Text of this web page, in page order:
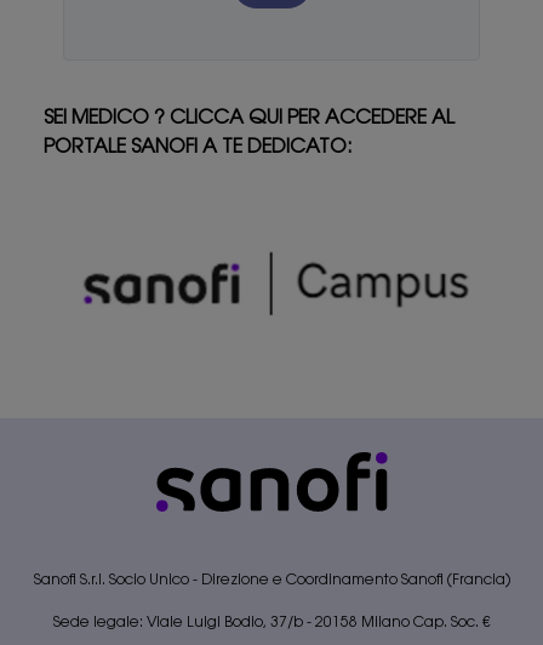
SEI MEDICO ? CLICCA QUI PER ACCEDERE AL
PORTALE SANOFI A TE DEDICATO:
Sanofi S.r.l. Socio Unico - Direzione e Coordinamento Sanofi (Francia)
Sede legale: Viale Luigi Bodio, 37/b - 20158 Milano Cap. Soc. €